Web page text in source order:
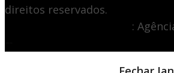
direitos reservados.
: